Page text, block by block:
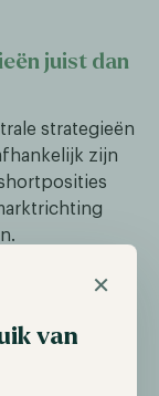
×
van
juist dan
strategieën
zijn
wat Bitcoin,
maar om